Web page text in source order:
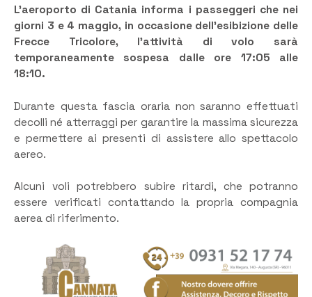
L’aeroporto di Catania informa i passeggeri che nei
giorni 3 e 4 maggio, in occasione dell’esibizione delle
Frecce Tricolore, l’attività di volo sarà
temporaneamente sospesa dalle ore 17:05 alle
18:10.
Durante questa fascia oraria non saranno effettuati
decolli né atterraggi per garantire la massima sicurezza
e permettere ai presenti di assistere allo spettacolo
aereo.
Alcuni voli potrebbero subire ritardi, che potranno
essere verificati contattando la propria compagnia
aerea di riferimento.